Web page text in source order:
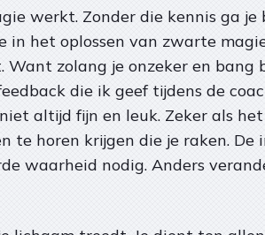
werkt. Zonder die kennis ga
het oplossen van zwarte
zolang je onzeker en bang
die ik geef tijdens de
altijd fijn en leuk. Zeker als
te horen krijgen die je raken.
waarheid nodig. Anders